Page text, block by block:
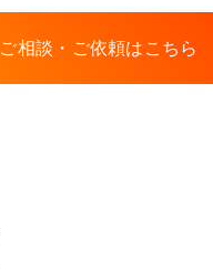
ご相談・ご依頼はこちら